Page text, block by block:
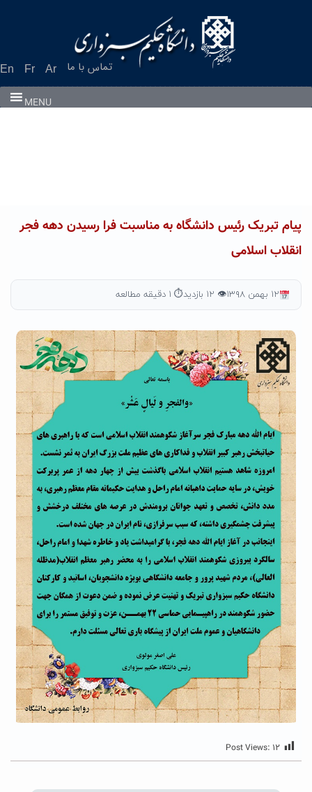
En Fr Ar تماس با ما
MENU
پیام تبریک رئیس دانشگاه به مناسبت فرا رسیدن دهه فجر
انقلاب اسلامی
۱۲ بهمن ۱۳۹۸ 👁 ۱۲ بازدید ⏱ ۱ دقیقه مطالعه
Post Views: ۱۲